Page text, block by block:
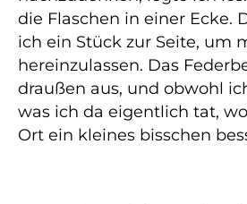
die Flaschen in einer Ecke.
ich ein Stück zur Seite, um
hereinzulassen. Das
draußen aus, und obwohl
was ich da eigentlich tat,
Ort ein kleines bisschen